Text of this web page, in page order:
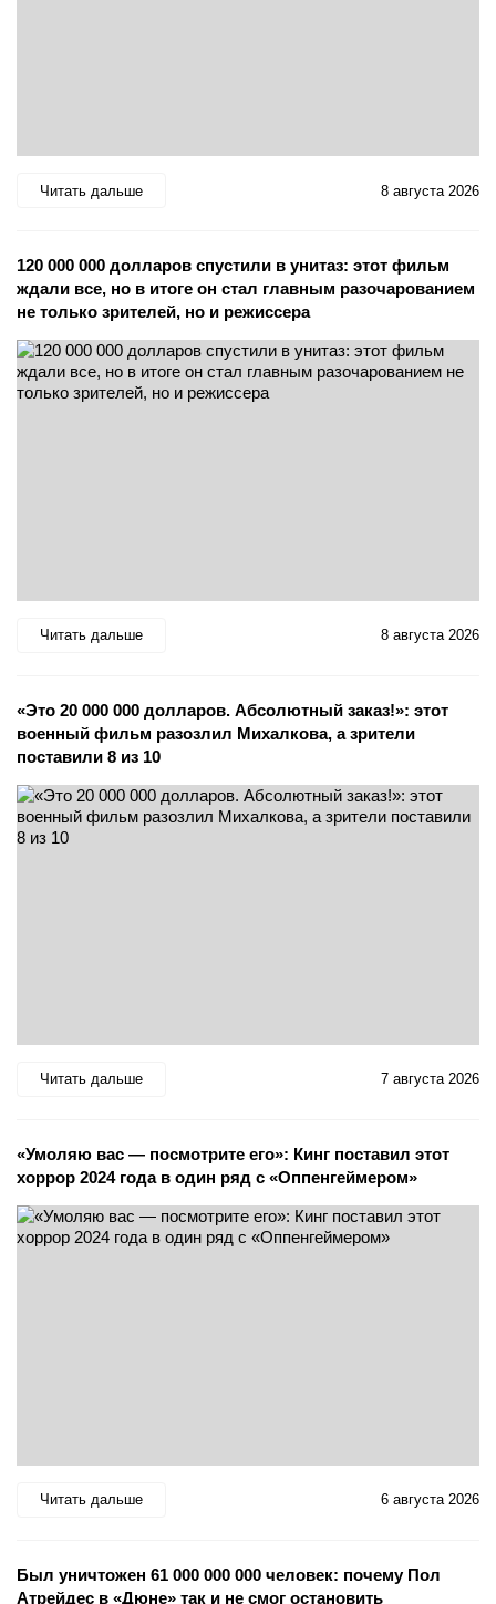
Читать дальше 8 августа 2026
120 000 000 долларов спустили в унитаз: этот фильм
ждали все, но в итоге он стал главным разочарованием
не только зрителей, но и режиссера
Читать дальше 8 августа 2026
«Это 20 000 000 долларов. Абсолютный заказ!»: этот
военный фильм разозлил Михалкова, а зрители
поставили 8 из 10
Читать дальше 7 августа 2026
«Умоляю вас — посмотрите его»: Кинг поставил этот
хоррор 2024 года в один ряд с «Оппенгеймером»
Читать дальше 6 августа 2026
Был уничтожен 61 000 000 000 человек: почему Пол
Атрейдес в «Дюне» так и не смог остановить